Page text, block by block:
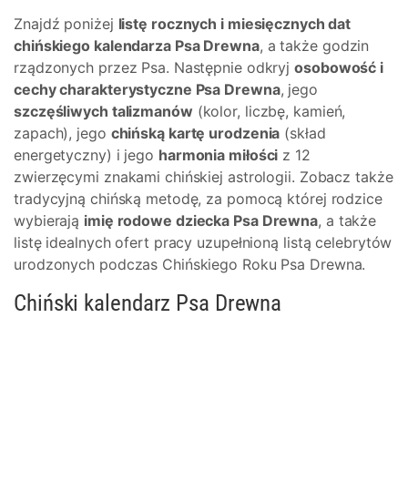
Znajdź poniżej listę rocznych i miesięcznych dat
chińskiego kalendarza Psa Drewna, a także godzin
rządzonych przez Psa. Następnie odkryjosobowość i
cechy charakterystyczne Psa Drewna, jego
szczęśliwych talizmanów (kolor, liczbę, kamień,
zapach), jego chińską kartę urodzenia (skład
energetyczny) i jego harmonia miłości z 12
zwierzęcymi znakami chińskiej astrologii. Zobacz także
tradycyjną chińską metodę, za pomocą której rodzice
wybierają imię rodowe dziecka Psa Drewna, a także
listę idealnych ofert pracy uzupełnioną listą celebrytów
urodzonych podczas Chińskiego Roku Psa Drewna.
Chiński kalendarz Psa Drewna